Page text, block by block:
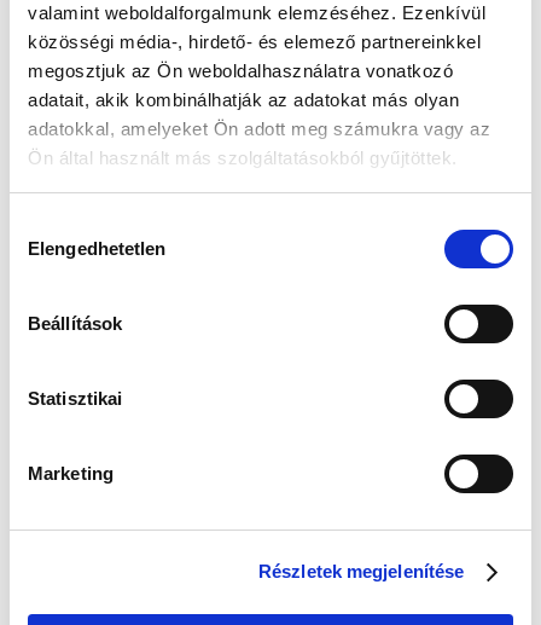
valamint weboldalforgalmunk elemzéséhez. Ezenkívül
közösségi média-, hirdető- és elemező partnereinkkel
megosztjuk az Ön weboldalhasználatra vonatkozó
adatait, akik kombinálhatják az adatokat más olyan
adatokkal, amelyeket Ön adott meg számukra vagy az
Ön által használt más szolgáltatásokból gyűjtöttek.
kiválasztása
Elengedhetetlen
Beállítások
Statisztikai
Marketing
Részletek megjelenítése
KOSÁRBA TESZ
Guess JUBE02244JWRHT
Válassz egyet, majd kattints a Kosárba gombra! Ha most kihagyod, a